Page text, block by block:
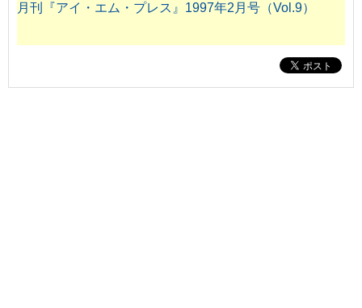
月刊『アイ・エム・プレス』1997年2月号（Vol.9）